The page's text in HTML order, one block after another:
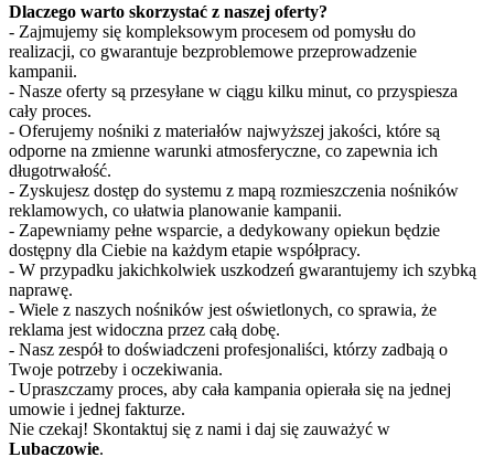
Dlaczego warto skorzystać z naszej oferty?
- Zajmujemy się kompleksowym procesem od pomysłu do
realizacji, co gwarantuje bezproblemowe przeprowadzenie
kampanii.
- Nasze oferty są przesyłane w ciągu kilku minut, co przyspiesza
cały proces.
- Oferujemy nośniki z materiałów najwyższej jakości, które są
odporne na zmienne warunki atmosferyczne, co zapewnia ich
długotrwałość.
- Zyskujesz dostęp do systemu z mapą rozmieszczenia nośników
reklamowych, co ułatwia planowanie kampanii.
- Zapewniamy pełne wsparcie, a dedykowany opiekun będzie
dostępny dla Ciebie na każdym etapie współpracy.
- W przypadku jakichkolwiek uszkodzeń gwarantujemy ich szybką
naprawę.
- Wiele z naszych nośników jest oświetlonych, co sprawia, że
reklama jest widoczna przez całą dobę.
- Nasz zespół to doświadczeni profesjonaliści, którzy zadbają o
Twoje potrzeby i oczekiwania.
- Upraszczamy proces, aby cała kampania opierała się na jednej
umowie i jednej fakturze.
Nie czekaj! Skontaktuj się z nami i daj się zauważyć w
Lubaczowie.